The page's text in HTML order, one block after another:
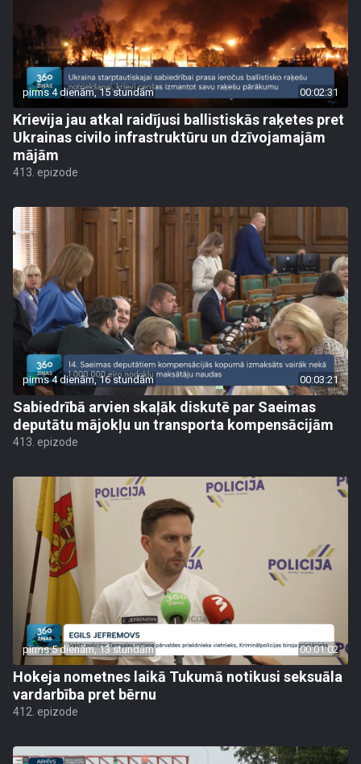
pirms 4 dienām, 15 stundām 00:02:31
Krievija jau atkal raidījusi ballistiskās raķetes pret
Ukrainas civilo infrastruktūru un dzīvojamajām
mājām
413. epizode
pirms 4 dienām, 16 stundām 00:03:21
Sabiedrībā arvien skaļāk diskutē par Saeimas
deputātu mājokļu un transporta kompensācijām
413. epizode
pirms 5 dienām, 13 stundām 00:01:02
Hokeja nometnes laikā Tukumā notikusi seksuāla
vardarbība pret bērnu
412. epizode